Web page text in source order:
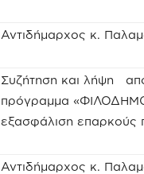
Αντιδήμαρχος κ.
Συζήτηση και λήψη
πρόγραμμα
εξασφάλιση επαρκούς
Αντιδήμαρχος κ.